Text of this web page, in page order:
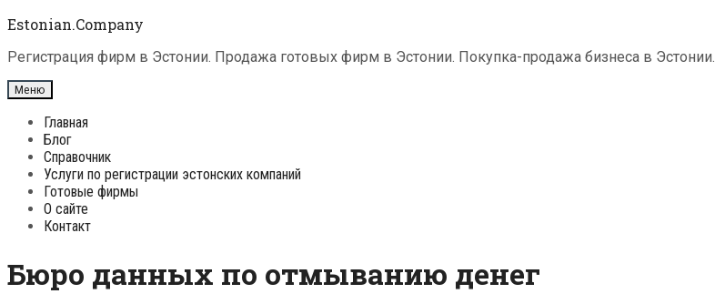
Перейти
содержимому
Estonian.Company
Регистрация фирм в Эстонии. Продажа готовых фирм в Эстонии. Покупка-продажа бизнеса в Эстонии.
Меню
Главная
Блог
Справочник
Услуги по регистрации эстонских компаний
Готовые фирмы
О сайте
Контакт
Бюро данных по отмыванию денег